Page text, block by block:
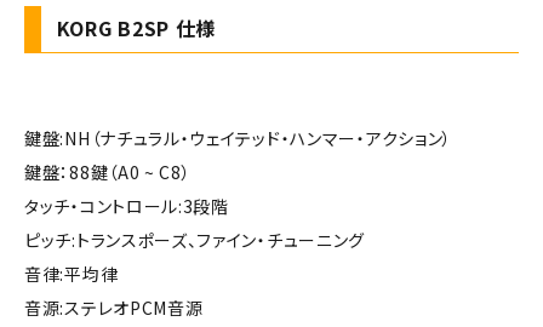
KORG B2SP 仕様
鍵盤:NH（ナチュラル・ウェイテッド・ハンマー・アクション）
鍵盤：88鍵（A0 ~ C8）
タッチ・コントロール:3段階
ピッチ:トランスポーズ、ファイン・チューニング
音律:平均律
音源:ステレオPCM音源